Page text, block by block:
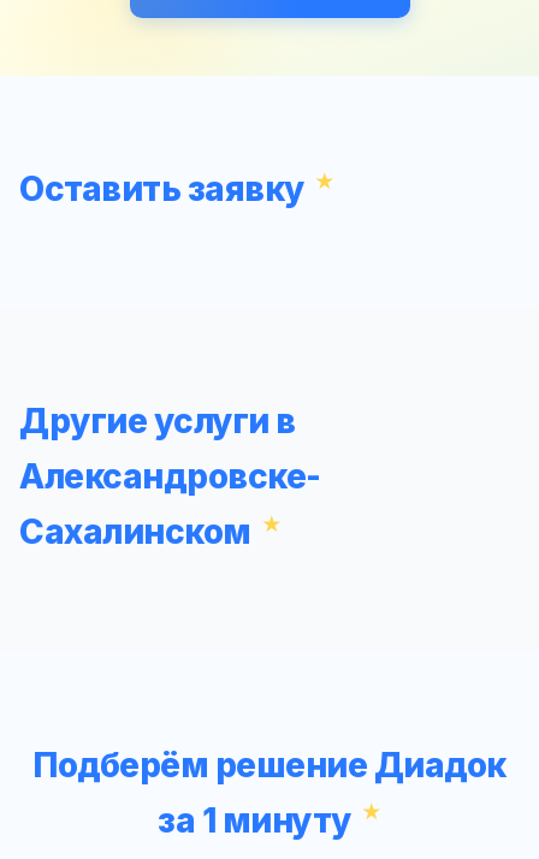
Оставить заявку
Другие услуги в
Александровске-
Сахалинском
Подберём решение Диадок
за 1 минуту